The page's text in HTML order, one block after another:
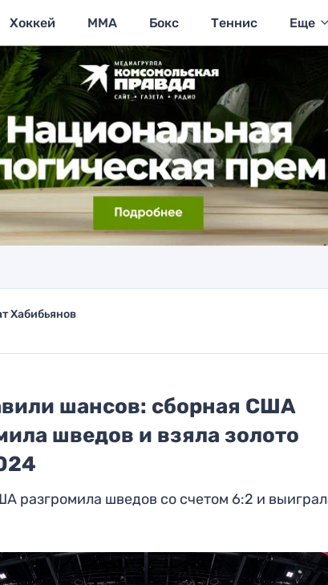
Хоккей MMA Бокс Теннис Еще
Хабибьянов
шансов: сборная США
шведов и взяла золото
разгромила шведов со счетом 6:2 и